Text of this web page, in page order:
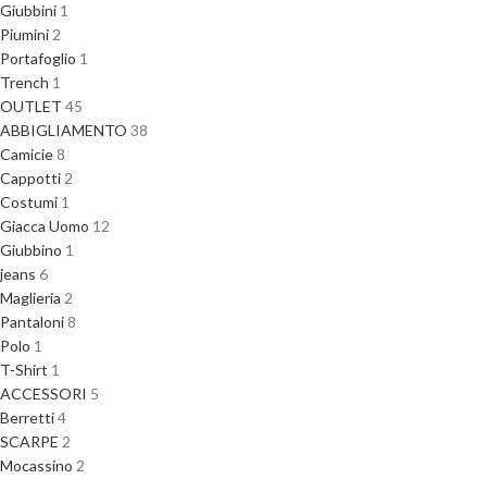
Giubbini 1
Piumini 2
Portafoglio 1
Trench 1
OUTLET 45
ABBIGLIAMENTO 38
Camicie8
Cappotti 2
Costumi 1
Giacca Uomo 12
Giubbino 1
jeans 6
Maglieria 2
Pantaloni8
Polo 1
T-Shirt 1
ACCESSORI 5
Berretti4
SCARPE 2
Mocassino 2